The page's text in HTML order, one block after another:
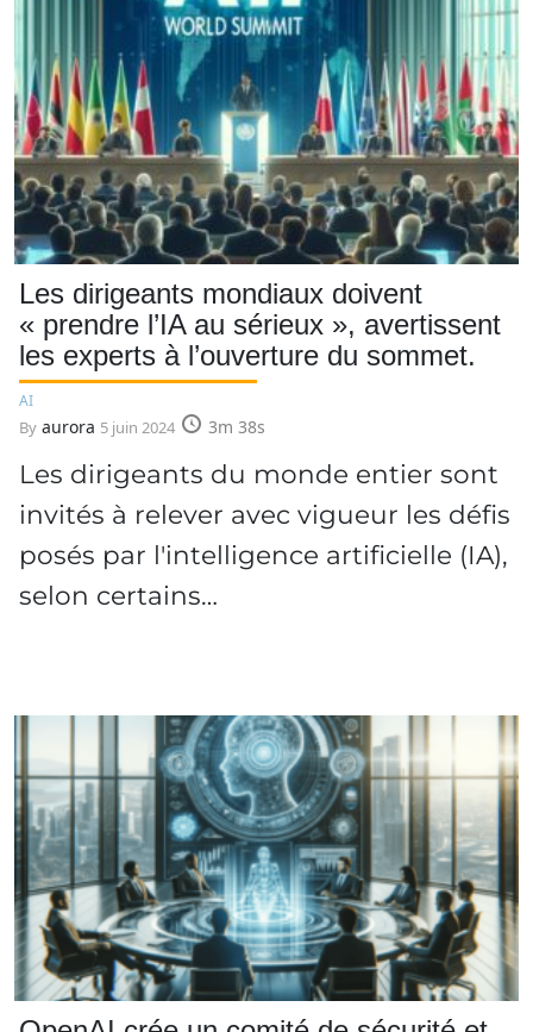
Les dirigeants mondiaux doivent
« prendre l’IA au sérieux », avertissent
les experts à l’ouverture du sommet.
AI
By aurora 5 juin 2024 3m 38s
Les dirigeants du monde entier sont
invités à relever avec vigueur les défis
posés par l'intelligence artificielle (IA),
selon certains…